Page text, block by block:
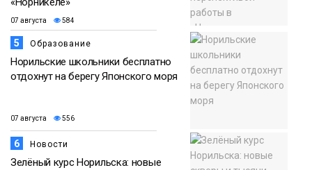
07 августа 584
5 Образование
Норильские школьники бесплатно
отдохнут на берегу Японского моря
07 августа 556
6 Новости
Зелёный курс Норильска: новые